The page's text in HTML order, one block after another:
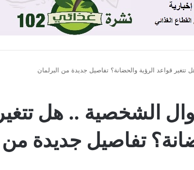
قواعد الرؤية والحضانة؟ تفاصيل جديدة من البرلمان
الشخصية .. هل تتغير
تفاصيل جديدة من